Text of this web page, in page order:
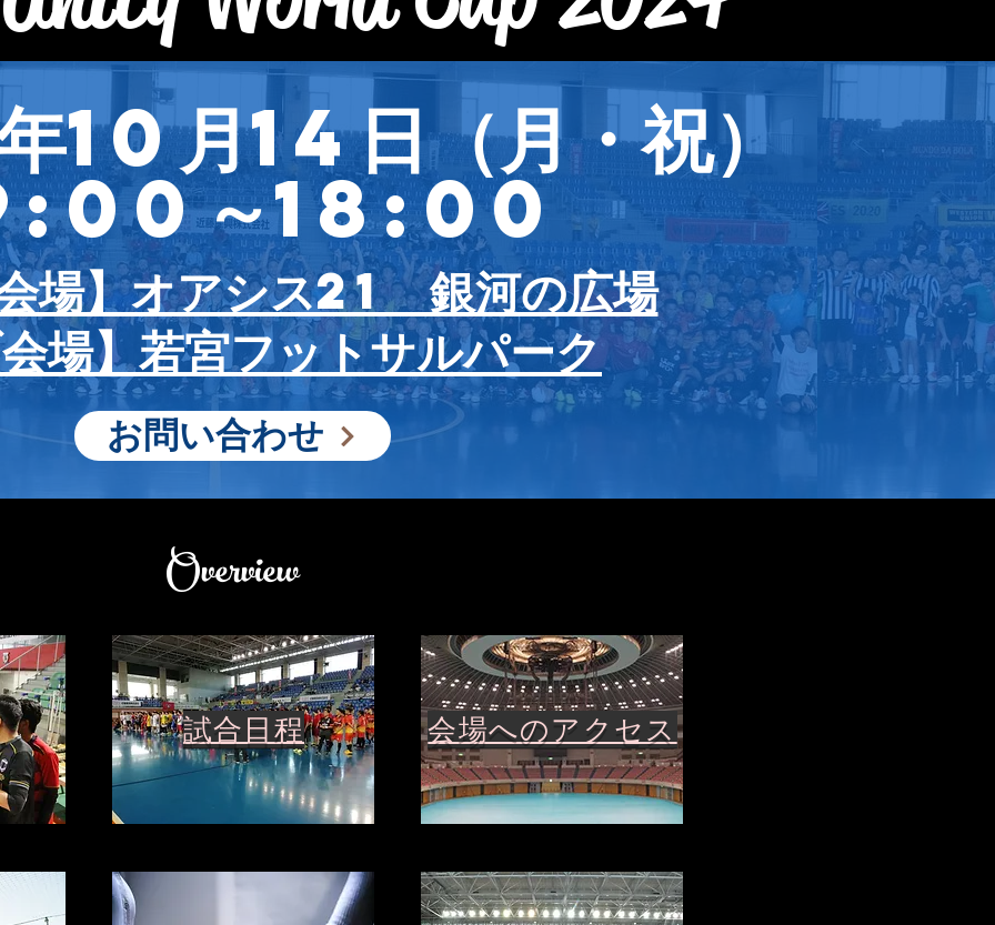
月14日（月・祝）
～18:00
場】オアシス21 銀河の広場
場】若宮フットサルパーク
お問い合わせ
試合日程​ 会場へのアクセス
Overview